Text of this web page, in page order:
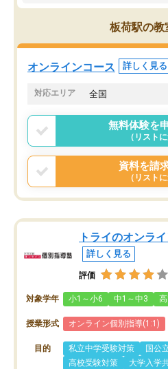
講師の方との距離も近く、親身
チングのおかげで、停滞期もモチ
ションを維持できました。「やら
る勉強」から「目標のための勉
意識が変わったことが、目標校へ
板荷駅の教
オンラインコース 詳しく見る
対応エリア 全国
無料体験を
（リスト
資料を請
（リスト
トライのオンラ
詳しく見る
評価
対象学年 小1～小6 中1～中3
授業形式 オンライン個別指導(1:1)
目的 私立中学受験対策
国公
高校受験対策
大学入学